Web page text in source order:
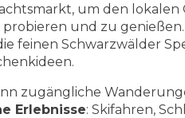
um den
und zu genießen.
feinen Schwarzwälder
zugängliche
Erlebnisse: Skifahren,